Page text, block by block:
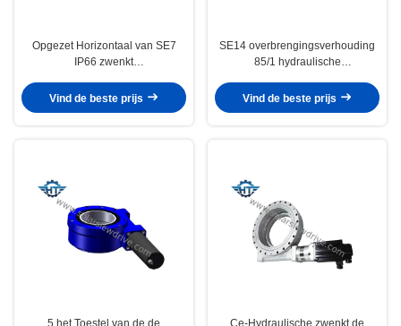
Opgezet Horizontaal van SE7
IP66 zwenkt
Hydraulische Motor voor
Bouwmachines
Vind de beste prijs
SE14 overbrengingsverhouding
85/1 hydraulische
belasting voor kranen en
hoogwerkers
Vind de beste prijs
5 het Toestel van de de
Ce-Hydraulische zwenkt de